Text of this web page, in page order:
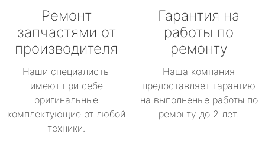
Ремонт
запчастями от
производителя
Наши специалисты
имеют при себе
оригинальные
комплектующие от любой
техники.
Гарантия на
работы по
ремонту
Наша компания
предоставляет гарантию
на выполненые работы по
ремонту до 2 лет.